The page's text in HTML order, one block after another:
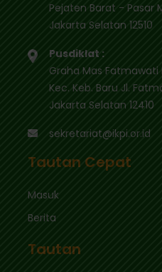
Pejaten Barat - Pasar
Jakarta Selatan 12510
Pusdiklat :
Graha Mas
Kec. Keb. Baru Jl.
Jakarta Selatan 12410
sekretariat@ikpi.or.id
Tautan Cepat
Masuk
Berita
Tautan